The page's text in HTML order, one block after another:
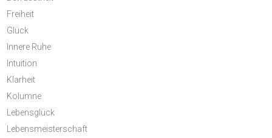
Freiheit
Glück
Innere Ruhe
Intuition
Klarheit
Kolumne
Lebensglück
Lebensmeisterschaft